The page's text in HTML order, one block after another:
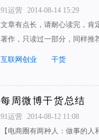
91运营
2014-08-14 15:29
文章有点长，请耐心读完，肯
著作，只读过一部分，同样
互联网创业 干货
每周微博干货总结
91运营
2014-08-12 11:08
【电商圈有两种人：做事的